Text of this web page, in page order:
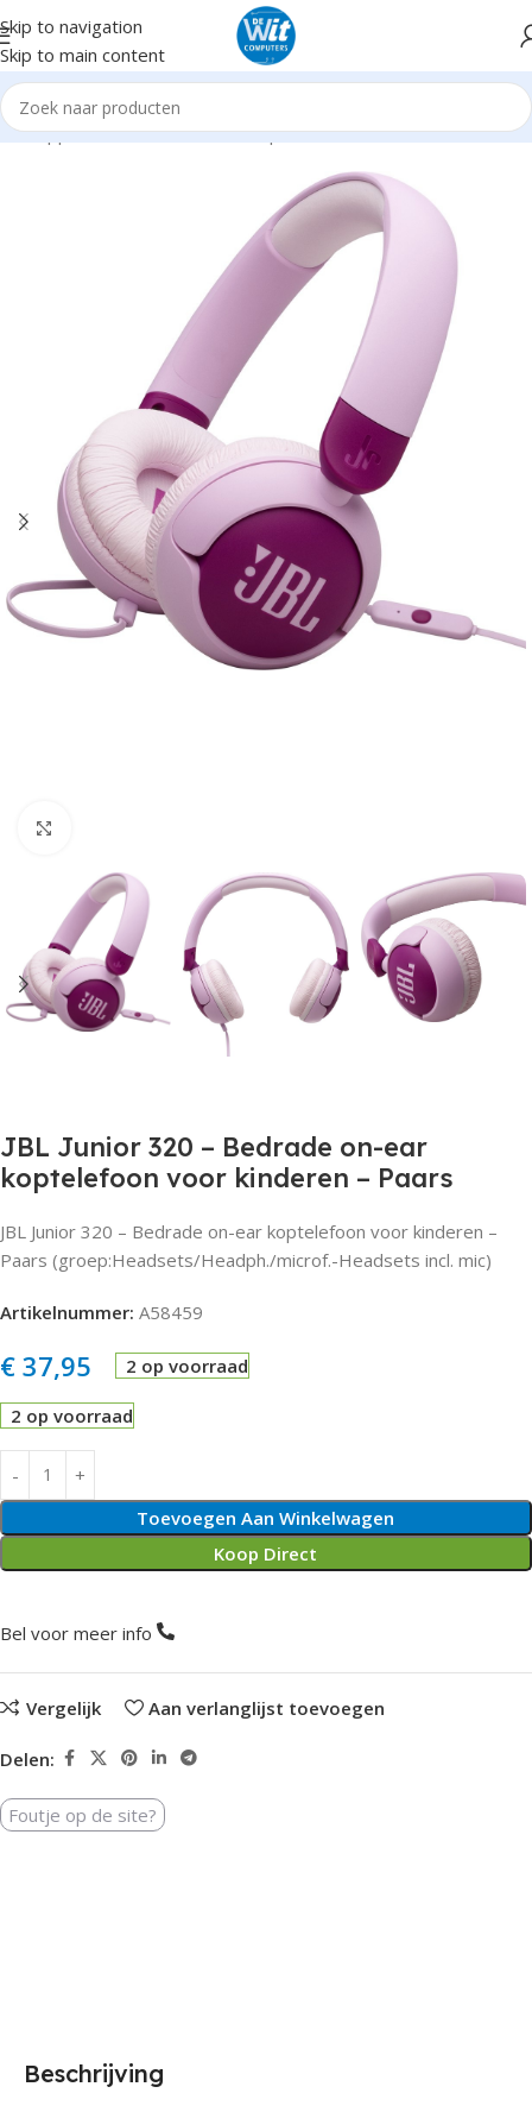
Skip to navigation
Skip to main content
Headsets/Headph./microf. Headsets incl. mic
JBL Junior 320 – Bedrade on-ear
koptelefoon voor kinderen – Paars
JBL Junior 320 – Bedrade on-ear koptelefoon voor kinderen –
Paars (groep:Headsets/Headph./microf.-Headsets incl. mic)
Artikelnummer: A58459
€ 37,95 2 op voorraad
2 op voorraad
Toevoegen Aan Winkelwagen
Koop Direct
Bel voor meer info
Vergelijk Aan verlanglijst toevoegen
Delen:
Foutje op de site?
Beschrijving